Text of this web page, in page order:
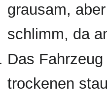
grausam,
schlimm, da
Das
trockenen